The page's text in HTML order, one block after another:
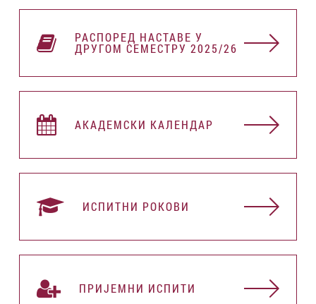
РАСПОРЕД НАСТАВЕ У
ДРУГОМ СЕМЕСТРУ 2025/26
АКАДЕМСКИ КАЛЕНДАР
ИСПИТНИ РОКОВИ
ПРИЈЕМНИ ИСПИТИ